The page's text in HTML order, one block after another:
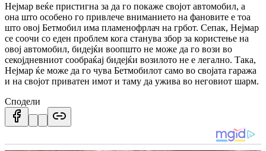
Нејмар веќе пристигна за да го покаже својот автомобил, а
она што особено го привлече вниманието на фановите е тоа
што овој Бетмобил има пламенофрлач на грбот. Сепак, Нејмар
се соочи со еден проблем кога станува збор за користење на
овој автомобил, бидејќи воопшто не може да го вози во
секојдневниот сообраќај бидејќи возилото не е легално. Така,
Нејмар ќе може да го чува Бетмобилот само во својата гаража
и на својот приватен имот и таму да ужива во неговиот шарм.
Сподели